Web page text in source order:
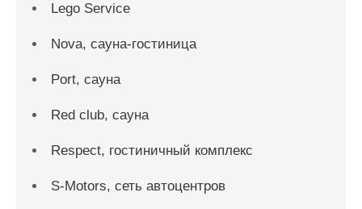
Lego Service
Nova, сауна-гостиница
Port, сауна
Red сlub, сауна
Respect, гостиничный комплекс
S-Motors, сеть автоцентров